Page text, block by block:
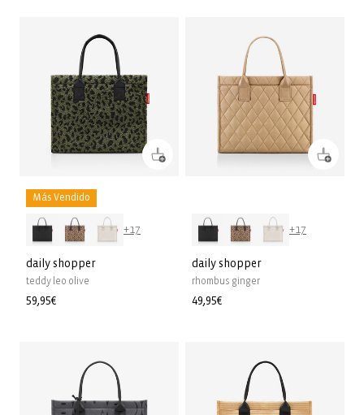
Más Vendido
+17
daily shopper
teddy leo olive
Precio
59,95€
+17
daily shopper
rhombus ginger
Precio
49,95€